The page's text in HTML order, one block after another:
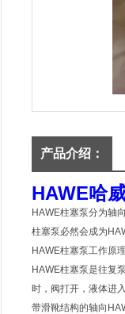
产品介绍：
HAWE哈
HAWE柱塞泵分为轴
柱塞泵必然会成为
HAWE柱塞泵工作原
HAWE柱塞泵是往复
时，阀打开，液体进
带滑靴结构的轴向